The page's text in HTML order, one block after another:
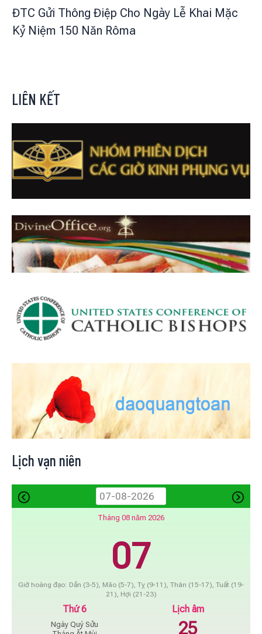
ĐTC Gửi Thông Điệp Cho Ngày Lễ Khai Mặc
Kỷ Niệm 150 Năn Rôma
LIÊN KẾT
Lịch vạn niên
Tháng 08 năm 2026
07
Giờ hoàng đạo: Dần (3-5), Mão (5-7), Tỵ (9-11), Thân (15-17), Tuất (19-
21), Hợi (21-23)
Thứ 6
Ngày Quý Sửu
Lịch âm
25